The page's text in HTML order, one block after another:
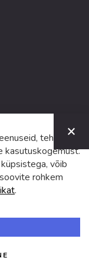
teha
kasutuskogemust.
võib
rohkem
.